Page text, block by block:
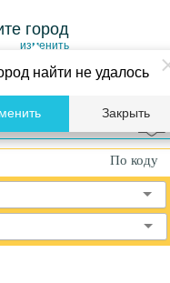
город
изменить
Оплата и
возврат
По коду
найти не удалось
Закрыть